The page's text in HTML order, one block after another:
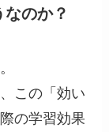
のか？
この「効い
の学習効果